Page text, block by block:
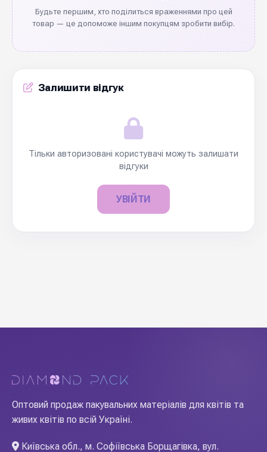
Будьте першим, хто поділиться враженнями про цей
товар — це допоможе іншим покупцям зробити вибір.
Залишити відгук
Тільки авторизовані користувачі можуть залишати
відгуки
УВІЙТИ
Оптовий продаж пакувальних матеріалів для квітів та
живих квітів по всій Україні.
Київська обл., м. Софіївська Борщагівка, вул.